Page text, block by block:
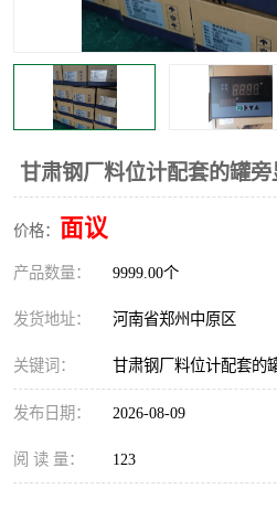
甘肃钢厂料位计配套的罐
价格： 面议
产品数量： 9999.00个
发货地址： 河南省郑州中原区
关键词： 甘肃钢厂料位计配套的
发布日期： 2026-08-09
阅 读 量： 123
流量计